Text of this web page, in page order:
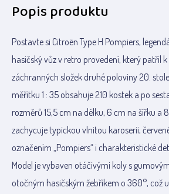
Popis produktu
Postavte si Citroën Type H Pompiers,
hasičský vůz v retro provedení, který patřil
záchranných složek druhé poloviny 20.
měřítku 1 : 35 obsahuje 210 kostek a po
rozměrů 15,5 cm na délku, 6 cm na šířku a
zachycuje typickou vlnitou karoserii,
označením „Pompiers“ i charakteristické
Model je vybaven otáčivými koly s
otočným hasičským žebříkem o 360°, což